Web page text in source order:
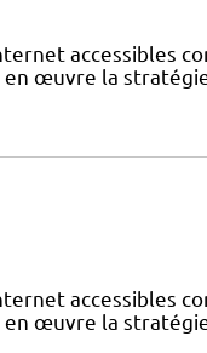
accessibles
œuvre la
accessibles
œuvre la